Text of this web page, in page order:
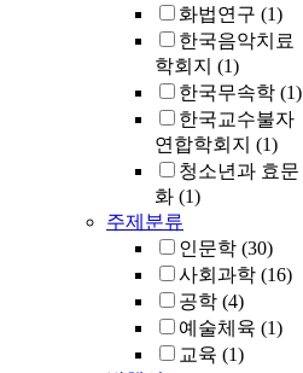
화법연구 (1)
한국음악치료
학회지 (1)
한국무속학 (1)
한국교수불자
연합학회지 (1)
청소년과 효문
화 (1)
주제분류
인문학 (30)
사회과학 (16)
공학 (4)
예술체육 (1)
교육 (1)